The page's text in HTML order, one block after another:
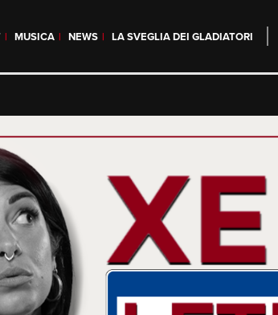
MUSICA NEWS LA SVEGLIA DEI GLADIATORI